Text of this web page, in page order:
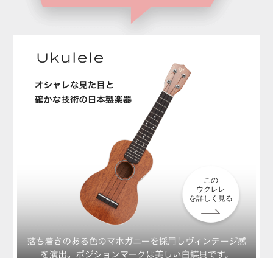
この
ウクレレ
を詳しく見る